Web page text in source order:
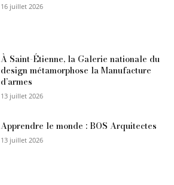
16 juillet 2026
À Saint-Étienne, la Galerie nationale du
design métamorphose la Manufacture
d’armes
13 juillet 2026
Apprendre le monde : BOS Arquitectes
13 juillet 2026